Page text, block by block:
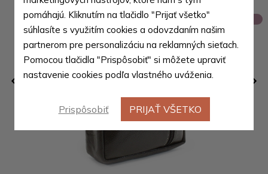
pomáhajú. Kliknutím na tlačidlo "Prijať všetko"
súhlasíte s využitím cookies a odovzdaním našim
partnerom pre personalizáciu na reklamných sieťach.
Pomocou tlačidla "Prispôsobiť" si môžete upraviť
nastavenie cookies podľa vlastného uváženia.
Prispôsobiť PRIJAŤ VŠETKO